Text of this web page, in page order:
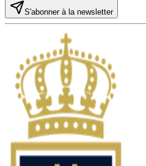
S'abonner à la newsletter